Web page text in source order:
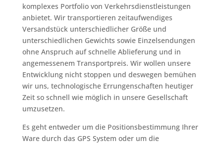
komplexes Portfolio von Verkehrsdienstleistungen
anbietet. Wir transportieren zeitaufwendiges
Versandstück unterschiedlicher Größe und
unterschiedlichen Gewichts sowie Einzelsendungen
ohne Anspruch auf schnelle Ablieferung und in
angemessenem Transportpreis. Wir wollen unsere
Entwicklung nicht stoppen und deswegen bemühen
wir uns, technologische Errungenschaften heutiger
Zeit so schnell wie möglich in unsere Gesellschaft
umzusetzen.
Es geht entweder um die Positionsbestimmung Ihrer
Ware durch das GPS System oder um die